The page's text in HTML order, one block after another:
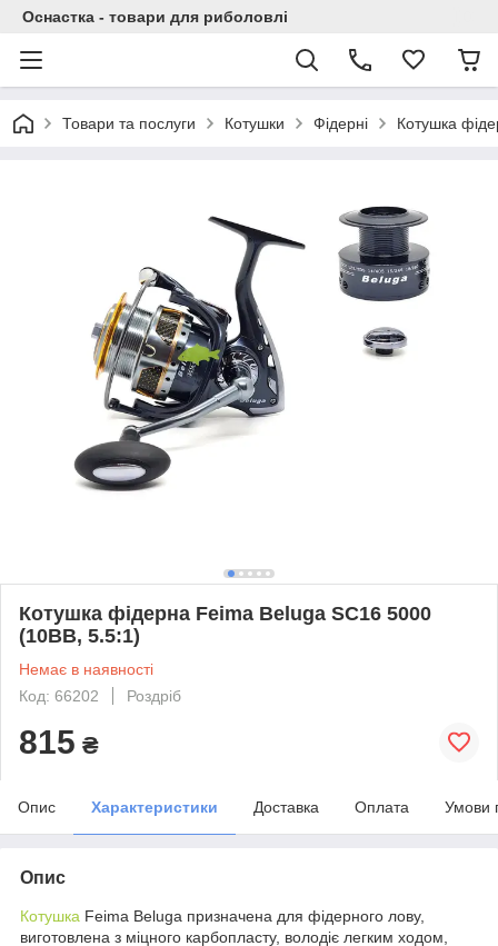
Оснастка - товари для риболовлі
Товари та послуги Котушки Фідерні Котушка
Котушка фідерна Feima Beluga SC16 5000
(10BB, 5.5:1)
Немає в наявності
Код: 66202
Роздріб
815 ₴
Опис Характеристики Доставка Оплата Умови
Опис
Котушка Feima Beluga призначена для фідерного лову,
виготовлена з міцного карбопласту, володіє легким ходом,